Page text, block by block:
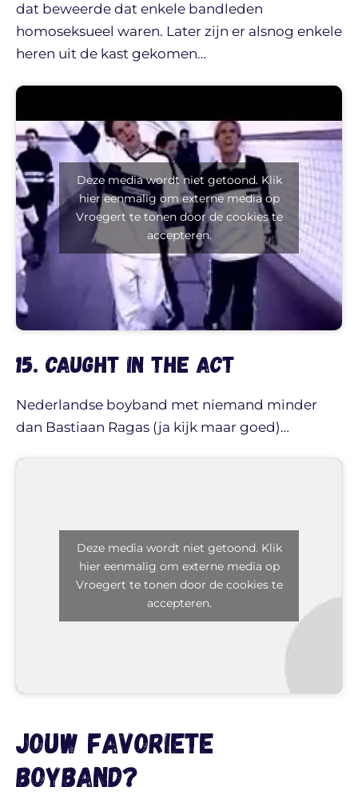
dat beweerde dat enkele bandleden
homoseksueel waren. Later zijn er alsnog enkele
heren uit de kast gekomen…
Deze media wordt niet getoond. Klik
hier eenmalig om externe media op
Vroegert te tonen door de cookies te
accepteren.
15. Caught in the Act
Nederlandse boyband met niemand minder
dan Bastiaan Ragas (ja kijk maar goed)…
Deze media wordt niet getoond. Klik
hier eenmalig om externe media op
Vroegert te tonen door de cookies te
accepteren.
Jouw favoriete
boyband?